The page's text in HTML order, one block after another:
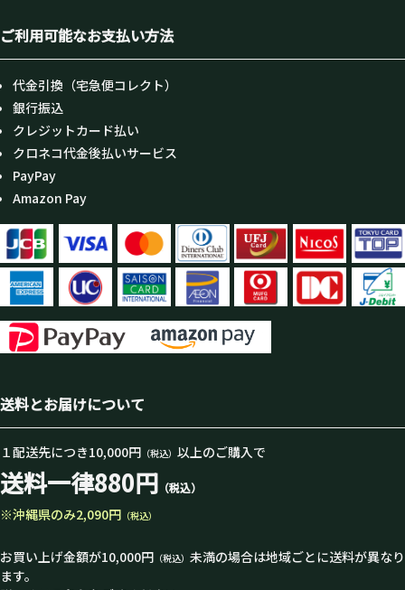
ご利用可能なお支払い方法
代金引換（宅急便コレクト）
銀行振込
クレジットカード払い
クロネコ代金後払いサービス
PayPay
Amazon Pay
送料とお届けについて
１配送先につき10,000円 （税込） 以上のご購入で
送料一律880円 （税込）
※沖縄県のみ2,090円 （税込）
お買い上げ金額が10,000円 （税込） 未満の場合は地域ごとに送料が異なり
ます。